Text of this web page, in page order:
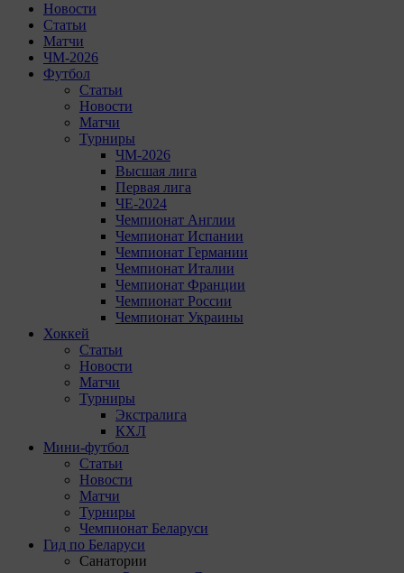
Новости
Статьи
Матчи
ЧМ-2026
Футбол
Статьи
Новости
Матчи
Турниры
ЧМ-2026
Высшая лига
Первая лига
ЧЕ-2024
Чемпионат Англии
Чемпионат Испании
Чемпионат Германии
Чемпионат Италии
Чемпионат Франции
Чемпионат России
Чемпионат Украины
Хоккей
Статьи
Новости
Матчи
Турниры
Экстралига
КХЛ
Мини-футбол
Статьи
Новости
Матчи
Турниры
Чемпионат Беларуси
Гид по Беларуси
Санатории